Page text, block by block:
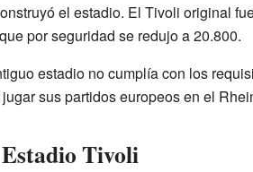
el estadio. El Tivoli original
por seguridad se redujo a 20.800.
estadio no cumplía con los
sus partidos europeos en el
Tivoli